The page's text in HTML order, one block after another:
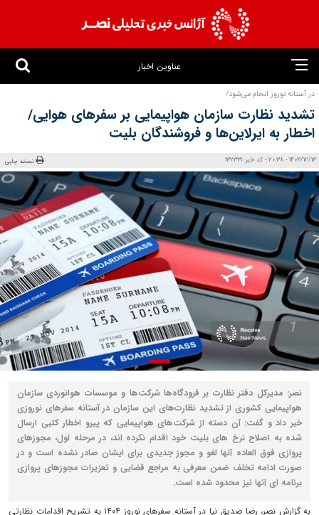
عناوین اخبار
در آستانه نوروز انجام می‌شود/
تشدید نظارت سازمان هواپیمایی بر سفرهای هوایی/
اخطار به ایرلاین‌ها و فروشندگان بلیت
1403/12/13 - 20:38 - کد خبر: 132331 نسخه چاپی
نصر: مدیرکل دفتر نظارت بر فرودگاه‌ها شرکت‌ها و موسسات هوانوردی سازمان
هواپیمایی کشوری از تشدید نظارت‌های این سازمان در آستانه سفرهای نوروزی
خبر داد و گفت: آن دسته از شرکت‌های هواپیمایی که پیرو اخطار کتبی ارسال
شده به اصلاح نرخ های بلیت خود اقدام نکرده اند، در مرحله اول، مجوزهای
پروازی فوق العاده آنها لغو و مجوز جدیدی برای ایشان صادر نشده است و در
صورت ادامه تخلف ضمن معرفی به مراجع قضایی و تعزیرات مجوزهای پروازی
برنامه ای آنها نیز محدود شده است.
به گزارش نصر، رضا صدیق نیا در آستانه سفرهای نوروز ۱۴۰۴ به تشریح اقدامات نظارتی